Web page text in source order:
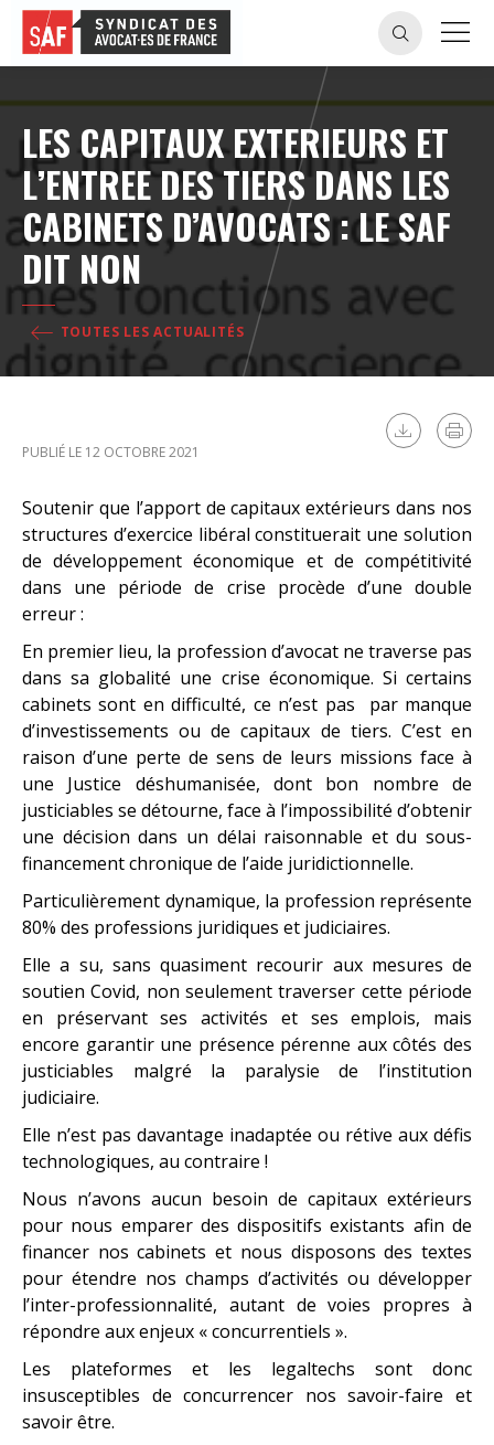
LES CAPITAUX EXTERIEURS ET
L’ENTREE DES TIERS DANS LES
CABINETS D’AVOCATS : LE SAF
DIT NON
TOUTES LES ACTUALITÉS
PUBLIÉ LE 12 OCTOBRE 2021
Soutenir que l’apport de capitaux extérieurs dans nos
structures d’exercice libéral constituerait une solution
de développement économique et de compétitivité
dans une période de crise procède d’une double
erreur :
En premier lieu, la profession d’avocat ne traverse pas
dans sa globalité une crise économique. Si certains
cabinets sont en difficulté, ce n’est pas par manque
d’investissements ou de capitaux de tiers. C’est en
raison d’une perte de sens de leurs missions face à
une Justice déshumanisée, dont bon nombre de
justiciables se détourne, face à l’impossibilité d’obtenir
une décision dans un délai raisonnable et du sous-
financement chronique de l’aide juridictionnelle.
Particulièrement dynamique, la profession représente
80% des professions juridiques et judiciaires.
Elle a su, sans quasiment recourir aux mesures de
soutien Covid, non seulement traverser cette période
en préservant ses activités et ses emplois, mais
encore garantir une présence pérenne aux côtés des
justiciables malgré la paralysie de l’institution
judiciaire.
Elle n’est pas davantage inadaptée ou rétive aux défis
technologiques, au contraire !
Nous n’avons aucun besoin de capitaux extérieurs
pour nous emparer des dispositifs existants afin de
financer nos cabinets et nous disposons des textes
pour étendre nos champs d’activités ou développer
l’inter-professionnalité, autant de voies propres à
répondre aux enjeux « concurrentiels ».
Les plateformes et les legaltechs sont donc
insusceptibles de concurrencer nos savoir-faire et
savoir être.